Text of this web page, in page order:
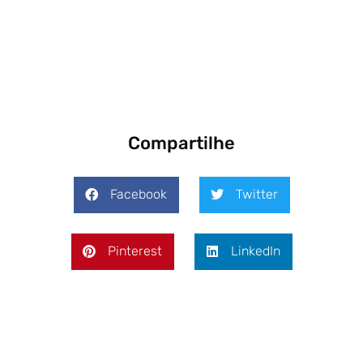
Compartilhe
Facebook Twitter
Pinterest LinkedIn